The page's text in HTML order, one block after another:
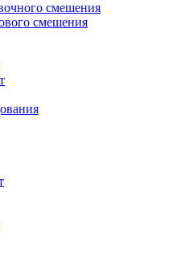
смешения
смешения